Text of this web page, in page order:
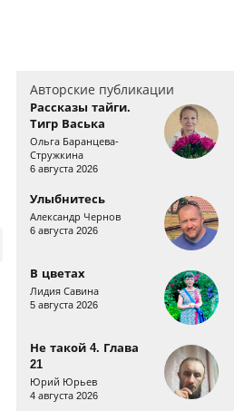
Авторские публикации
Рассказы тайги.
Тигр Васька
Ольга Баранцева-
Стружкина
6 августа 2026
Улыбнитесь
Александр Чернов
6 августа 2026
В цветах
Лидия Савина
5 августа 2026
Не такой 4. Глава
21
Юрий Юрьев
4 августа 2026